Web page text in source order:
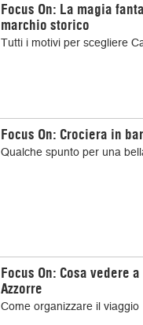
Focus On: La magia
marchio storico
Tutti i motivi per scegliere
Focus On: Crociera in
Qualche spunto per una
Focus On: Cosa vedere
Azzorre
Come organizzare il viaggio